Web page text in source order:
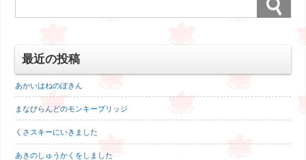
最近の投稿
あかいはねのぼきん
まなびらんどのモンキーブリッジ
くさスキーにいきました
あきのしゅうかくをしました